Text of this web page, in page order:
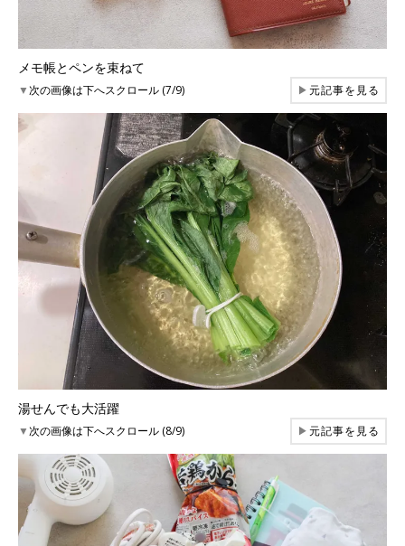
メモ帳とペンを束ねて
▼次の画像は下へスクロール (7/9) ▶元記事を見る
湯せんでも大活躍
▼次の画像は下へスクロール (8/9) ▶元記事を見る